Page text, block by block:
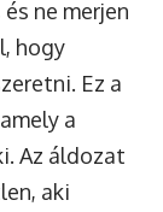
ne merjen
hogy
Ez a
a
Az áldozat
aki